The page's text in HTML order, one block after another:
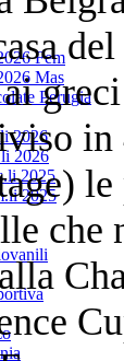
Fem
Mas
Perugia
2026
2026
2025
2025
che